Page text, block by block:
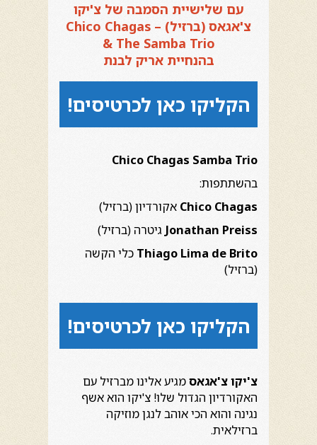
עם שלישיית הסמבה של צ'יקו
צ'אגאס (ברזיל) – Chico Chagas
& The Samba Trio
בהנחיית אריק לבנת
הקליקו כאן לכרטיסים!
Chico Chagas Samba Trio
בהשתתפות:
Chico Chagas אקורדיון (ברזיל)
Jonathan Preiss גיטרה (ברזיל)
Thiago Lima de Brito כלי הקשה
(ברזיל)
הקליקו כאן לכרטיסים!
צ'יקו צ'אגאסמגיע אלינו מברזיל עם
האקורדיון הגדול שלו! צ'יקו הוא אשף
נגינה והוא הכי אוהב לנגן מוזיקה
ברזילאית.